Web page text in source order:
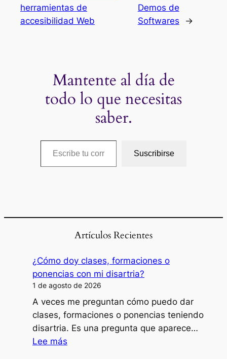
herramientas de
accesibilidad Web
Demos de
Softwares
→
Mantente al día de
todo lo que necesitas
saber.
Escribe tu correo electrónico…
Suscribirse
Artículos Recientes
¿Cómo doy clases, formaciones o
ponencias con mi disartria?
1 de agosto de 2026
A veces me preguntan cómo puedo dar
clases, formaciones o ponencias teniendo
disartria. Es una pregunta que aparece…
Lee más